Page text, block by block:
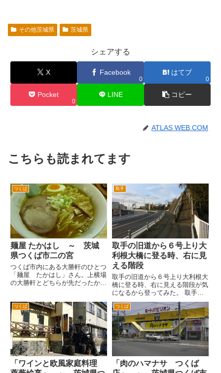
その他茨城県 茨城県
シェアする
X Facebook
0
はてブ
0
Pocket
0
LINE コピー
ATLAS WEB.COM
こちらも読まれてます
つくば
麺屋 たかはし ～ 茨城
県つくば市二の宮
つくば市内にある大勝軒のひとつ
「麺屋 たかはし」さん。上横場
の大勝軒とどちらが先だったか覚
と記憶してます。 場所は、つく
ば市中心街とひたちの牛久駅を結
ぶ学園西大通り沿いの二宮付近
で...
取手
取手の旧道から６号上り大
利根大橋に登る時、右に見
える階段
取手の旧道から６号上り大利根大
橋に登る時、右に見える階段が気
になるから登ってみた。 取手の
旧道の常磐線をくぐり、右折して
坂を上ると6号の上り車線になる
とき、右に階段があるんですよ。
歩いてる人を見ないけど、どこに
出るんだろと気になってました...
つくば
「ワインと欧風家庭料理
つくば
「肉のハマナサ つくば